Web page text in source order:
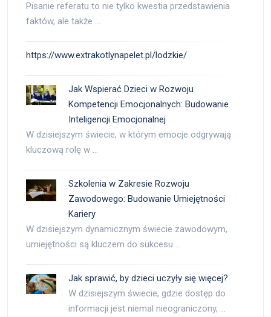
Pisanie referatu to nie tylko kwestia przedstawienia
faktów, ale także …
https://www.extrakotlynapelet.pl/lodzkie/
Jak Wspierać Dzieci w Rozwoju
Kompetencji Emocjonalnych: Budowanie
Inteligencji Emocjonalnej
W dzisiejszym świecie, w którym emocje odgrywają
kluczową rolę w …
Szkolenia w Zakresie Rozwoju
Zawodowego: Budowanie Umiejętności
Kariery
W dzisiejszym dynamicznym świecie zawodowym,
umiejętności są kluczem do sukcesu …
Jak sprawić, by dzieci uczyły się więcej?
W dzisiejszym świecie, gdzie dostęp do
informacji jest niemal nieograniczony, …